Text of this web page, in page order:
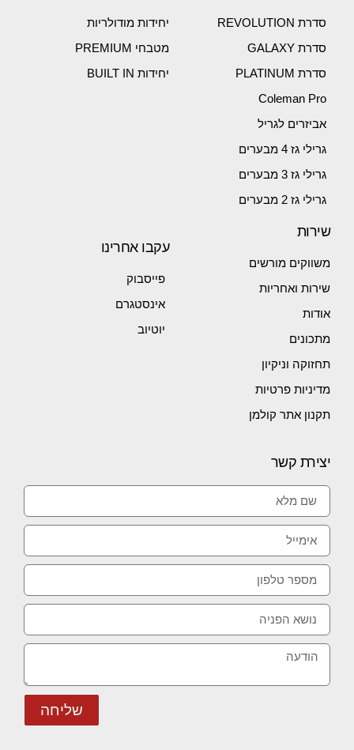
סדרת REVOLUTION
סדרת GALAXY
סדרת PLATINUM
Coleman Pro
אביזרים לגריל
גרילי גז 4 מבערים
גרילי גז 3 מבערים
גרילי גז 2 מבערים
יחידות מודולריות
מטבחי PREMIUM
יחידות BUILT IN
שירות
משווקים מורשים
שירות ואחריות
אודות
מתכונים
תחזוקה וניקיון
מדיניות פרטיות
תקנון אתר קולמן
עקבו אחרינו
פייסבוק
אינסטגרם
יוטיוב
יצירת קשר
שליחה